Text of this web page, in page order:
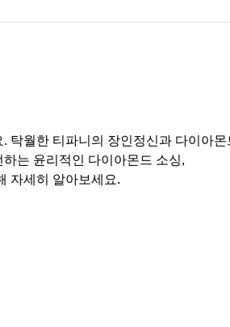
탁월한 티파니의 장인정신과 다이아
는 윤리적인 다이아몬드 소싱,
자세히 알아보세요.